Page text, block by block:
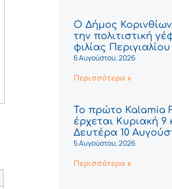
Ο Δήμος Κορινθίων
την πολιτιστική
φιλίας
6 Αυγούστου, 2026
Περισσότερα »
Το πρώτο Kalamia
έρχεται Κυριακή 9
Δευτέρα 10
5 Αυγούστου, 2026
Περισσότερα »